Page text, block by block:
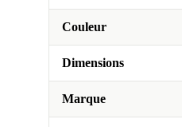
Couleur
Dimensions
Marque